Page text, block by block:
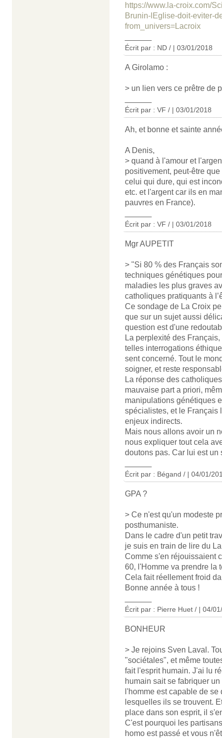
https://www.la-croix.com/
Brunin-lEglise-doit-eviter-
from_univers=Lacroix
Écrit par : ND / | 03/01/2018
A Girolamo :
> un lien vers ce prêtre de
Écrit par : VF / | 03/01/2018
Ah, et bonne et sainte
A Denis,
> quand à l'amour et
positivement, peut-être
celui qui dure, qui est
etc. et l'argent car ils en
pauvres en France).
Écrit par : VF / | 03/01/2018
Mgr AUPETIT
> "Si 80 % des Français
techniques génétiques
maladies les plus graves
catholiques pratiquants à
Ce sondage de La Croix
que sur un sujet aussi
question est d'une
La perplexité des
telles interrogations
sent concerné. Tout le
soigner, et reste
La réponse des
mauvaise part a priori,
manipulations génétiques
spécialistes, et le Français
enjeux indirects.
Mais nous allons avoir un
nous expliquer tout cela
doutons pas. Car lui est un
Écrit par : Bégand / | 04/01/
GPA ?
> Ce n'est qu'un modeste
posthumaniste.
Dans le cadre d'un petit
je suis en train de lire du
Comme s'en réjouissaient
60, l'Homme va prendre la
Cela fait réellement froid
Bonne année à tous !
Écrit par : Pierre Huet / | 04/
BONHEUR
> Je rejoins Sven Laval.
"sociétales", et même
fait l'esprit humain. J'ai lu
humain sait se fabriquer
l'homme est capable de
lesquelles ils se trouvent.
place dans son esprit, il
C'est pourquoi les
homo est passé et vous